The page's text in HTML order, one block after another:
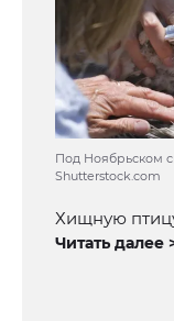
Под Ноябрьском
Shutterstock.com
Хищную
Читать далее